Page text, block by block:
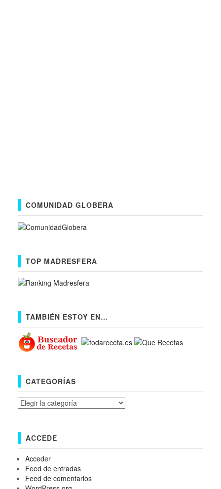
COMUNIDAD GLOBERA
TOP MADRESFERA
TAMBIÉN ESTOY EN…
CATEGORÍAS
Categorías
ACCEDE
Acceder
Feed de entradas
Feed de comentarios